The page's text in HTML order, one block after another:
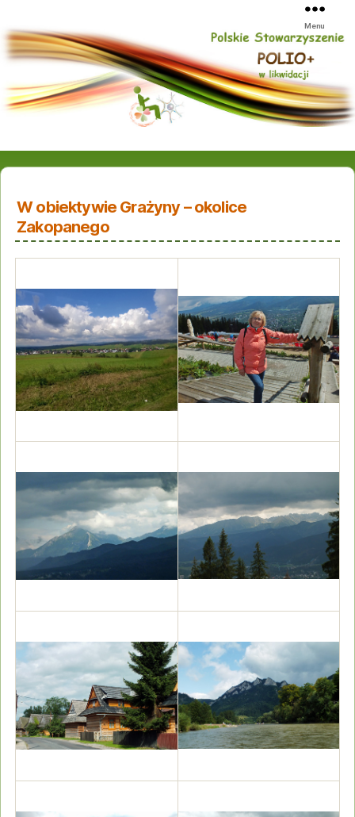
Menu
W obiektywie Grażyny – okolice
Zakopanego